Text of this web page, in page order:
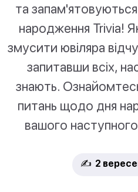
та
народження Trivia!
змусити ювіляра
запитавши всіх,
знають.
питань щодо дня
вашого
✍️ 2